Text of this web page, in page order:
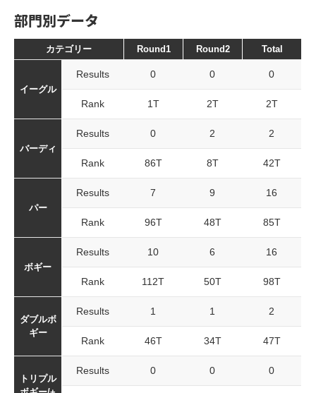
部門別データ
カテゴリー Round1 Round2 Total
イーグル
Results 0 0 0
Rank 1T 2T 2T
バーディ
Results 0 2 2
Rank 86T 8T 42T
パー
Results 7 9 16
Rank 96T 48T 85T
ボギー
Results 10 6 16
Rank 112T 50T 98T
ダブルボ
ギー
Results 1 1 2
Rank 46T 34T 47T
トリプル
Results 0 0 0